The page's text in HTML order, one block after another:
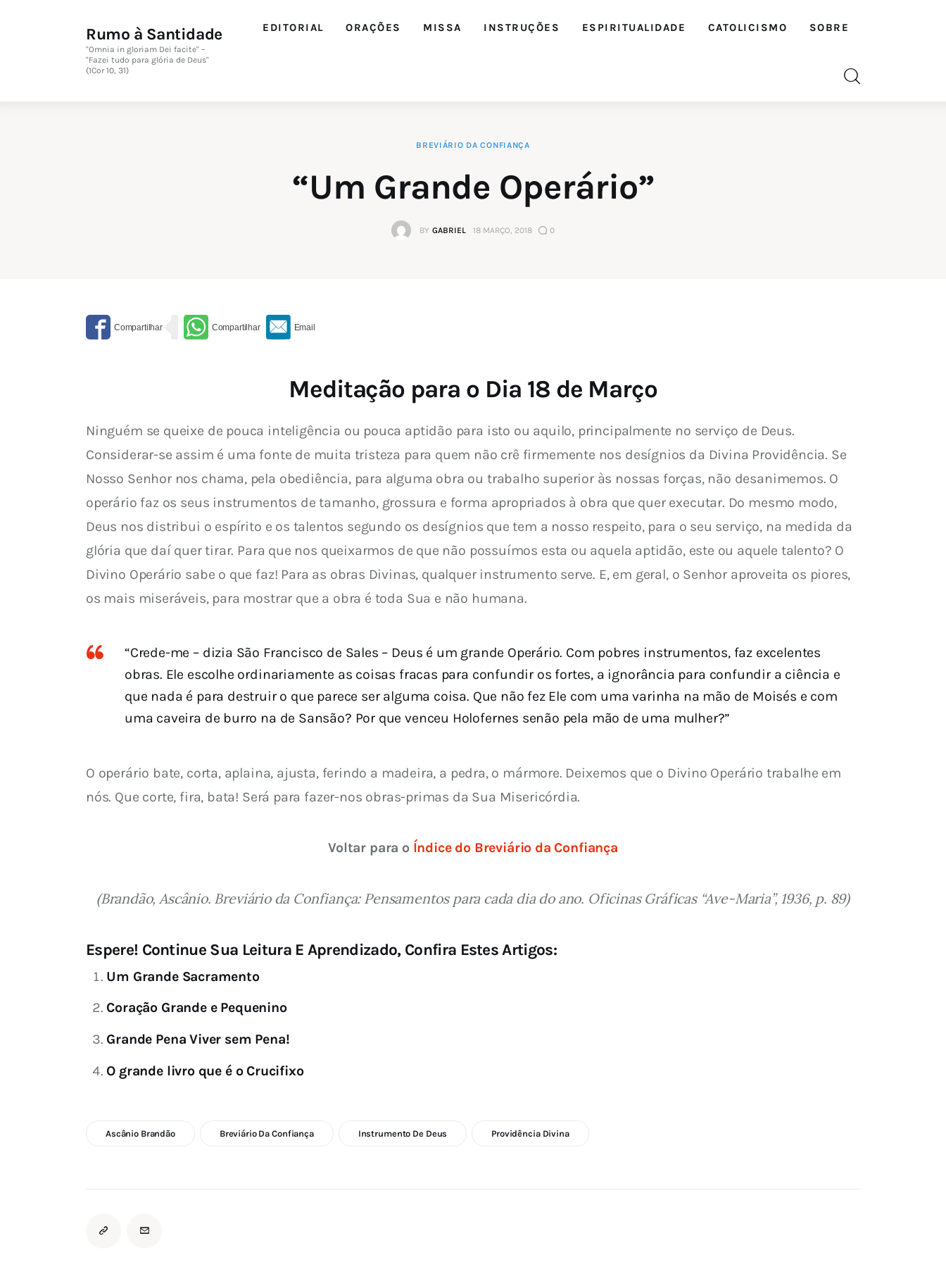
Rumo à Santidade
"Omnia in gloriam Dei facite" –
"Fazei tudo para glória de Deus"
(1Cor 10, 31)
EDITORIAL ORAÇÕES MISSA INSTRUÇÕES ESPIRITUALIDADE CATOLICISMO SOBRE
BREVIÁRIO DA CONFIANÇA
“Um Grande Operário”
BY GABRIEL 18 MARÇO, 2018 0
Meditação para o Dia 18 de Março
Ninguém se queixe de pouca inteligência ou pouca aptidão para isto ou aquilo, principalmente no serviço de Deus.
Considerar-se assim é uma fonte de muita tristeza para quem não crê firmemente nos desígnios da Divina Providência. Se
Nosso Senhor nos chama, pela obediência, para alguma obra ou trabalho superior às nossas forças, não desanimemos. O
operário faz os seus instrumentos de tamanho, grossura e forma apropriados à obra que quer executar. Do mesmo modo,
Deus nos distribui o espírito e os talentos segundo os desígnios que tem a nosso respeito, para o seu serviço, na medida da
glória que daí quer tirar. Para que nos queixarmos de que não possuímos esta ou aquela aptidão, este ou aquele talento? O
Divino Operário sabe o que faz! Para as obras Divinas, qualquer instrumento serve. E, em geral, o Senhor aproveita os piores,
os mais miseráveis, para mostrar que a obra é toda Sua e não humana.
“Crede-me – dizia São Francisco de Sales – Deus é um grande Operário. Com pobres instrumentos, faz excelentes
obras. Ele escolhe ordinariamente as coisas fracas para confundir os fortes, a ignorância para confundir a ciência e
que nada é para destruir o que parece ser alguma coisa. Que não fez Ele com uma varinha na mão de Moisés e com
uma caveira de burro na de Sansão? Por que venceu Holofernes senão pela mão de uma mulher?”
O operário bate, corta, aplaina, ajusta, ferindo a madeira, a pedra, o mármore. Deixemos que o Divino Operário trabalhe em
nós. Que corte, fira, bata! Será para fazer-nos obras-primas da Sua Misericórdia.
Voltar para o Índice do Breviário da Confiança
(Brandão, Ascânio. Breviário da Confiança: Pensamentos para cada dia do ano. Oficinas Gráficas “Ave-Maria”, 1936, p. 89)
Espere! Continue Sua Leitura E Aprendizado, Confira Estes Artigos:
Um Grande Sacramento
Coração Grande e Pequenino
Grande Pena Viver sem Pena!
O grande livro que é o Crucifixo
Ascânio Brandão Breviário Da Confiança Instrumento De Deus Providência Divina